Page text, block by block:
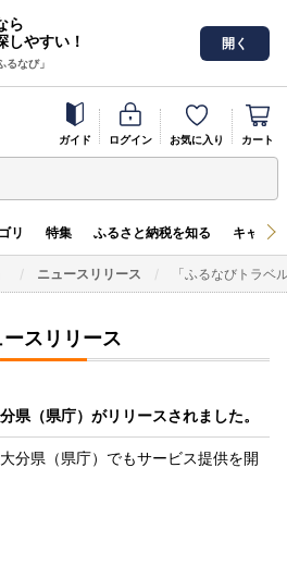
ら
しやすい！
なび」
開く
ガイド ログイン お気に入り カート
リ 特集 ふるさと納税を知る キャン
ニュースリリース 「ふるなびトラベ
ースリリース
県（県庁）がリリースされました。
分県（県庁）でもサービス提供を開